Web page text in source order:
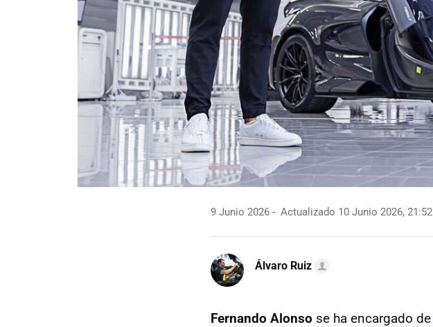
9 Junio 2026 Actualizado 10 Junio 2026, 21:52
Álvaro Ruiz
Fernando Alonso se ha encargado de